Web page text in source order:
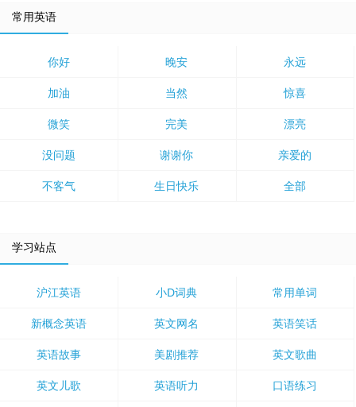
常用英语
你好 晚安 永远
加油 当然 惊喜
微笑 完美 漂亮
没问题 谢谢你 亲爱的
不客气 生日快乐 全部
学习站点
沪江英语 小D词典 常用单词
新概念英语 英文网名 英语笑话
英语故事 美剧推荐 英文歌曲
英文儿歌 英语听力 口语练习